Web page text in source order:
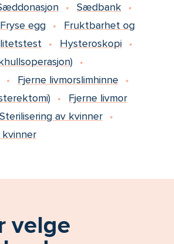
Sædbank
Fryse egg
Fruktbarhet og
Hysteroskopi
Fjerne livmorslimhinne
Fjerne livmor
Sterilisering av kvinner
kvinner
velge